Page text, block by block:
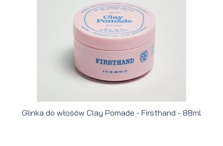
Glinka do włosów Clay Pomade - Firsthand - 88ml